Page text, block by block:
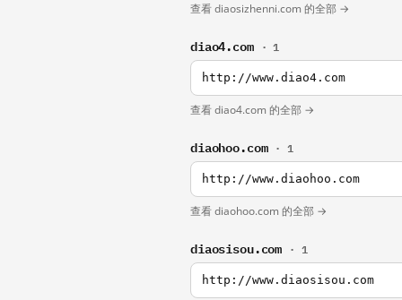
查看 diaosizhenni.com 的全部 →
diao4.com · 1
http://www.diao4.com
查看 diao4.com 的全部 →
diaohoo.com · 1
http://www.diaohoo.com
查看 diaohoo.com 的全部 →
diaosisou.com · 1
http://www.diaosisou.com